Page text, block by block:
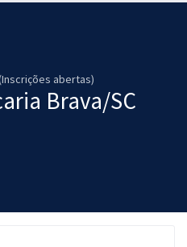
abertas)
Brava/SC